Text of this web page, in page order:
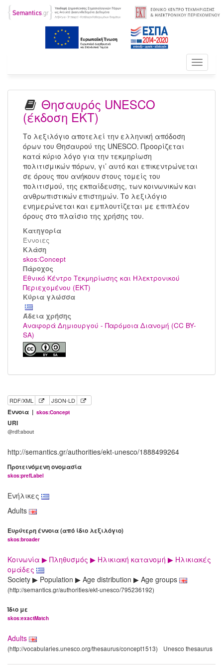
Toggle
Θησαυρός UNESCO
(έκδοση ΕΚΤ)
Το λεξιλόγιο αποτελεί την ελληνική απόδοση
όρων του Θησαυρού της UNESCO. Προορίζεται
κατά κύριο λόγο για την τεκμηρίωση
πολιτισμικών πόρων, γι’ αυτό και επικεντρώνεται
σε όρους που ανήκουν στους τομείς του
πολιτισμού, της εκπαίδευσης, των κοινωνικών και
ανθρωπιστικών επιστημών. Το λεξιλόγιο
ενημερώνεται και εμπλουτίζεται με επιπλέον
όρους στο πλαίσιο της χρήσης του.
Κατηγορία
Έννοιες
Kλάση
skos:Concept
Πάροχος
Εθνικό Κέντρο Τεκμηρίωσης και Ηλεκτρονικού
Περιεχομένου (ΕΚΤ)
Κύρια γλώσσα
Άδεια χρήσης
Αναφορά Δημιουργού - Παρόμοια Διανομή (CC BY-
SA)
RDF/XML JSON-LD
Έννοια | skos:Concept
URI
@rdf:about
http://semantics.gr/authorities/ekt-unesco/1888499264
Προτεινόμενη ονομασία
skos:prefLabel
Ενήλικες
Adults
Ευρύτερη έννοια (από ίδιο λεξιλόγιο)
skos:broader
Κοινωνία ▶ Πληθυσμός ▶ Ηλικιακή κατανομή ▶ Ηλικιακές
ομάδες
Society ▶ Population ▶ Age distribution ▶ Age groups
(http://semantics.gr/authorities/ekt-unesco/795236192)
Ίδιο με
skos:exactMatch
Adults
(http://vocabularies.unesco.org/thesaurus/concept1513) Unesco thesaurus